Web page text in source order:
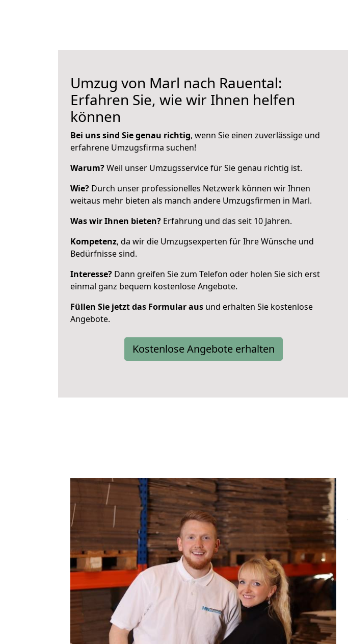
Umzug von Marl nach Rauental:
Erfahren Sie, wie wir Ihnen helfen
können
Bei uns sind Sie genau richtig, wenn Sie einen zuverlässige und
erfahrene Umzugsfirma suchen!
Warum?Weil unser Umzugsservice für Sie genau richtig ist.
Wie? Durch unser professionelles Netzwerk können wir Ihnen
weitaus mehr bieten als manch andere Umzugsfirmen in Marl.
Was wir Ihnen bieten? Erfahrung und das seit 10 Jahren.
Kompetenz, da wir die Umzugsexperten für Ihre Wünsche und
Bedürfnisse sind.
Interesse? Dann greifen Sie zum Telefon oder holen Sie sich erst
einmal ganz bequem kostenlose Angebote.
Füllen Sie jetzt das Formular aus und erhalten Sie kostenlose
Angebote.
Kostenlose Angebote erhalten